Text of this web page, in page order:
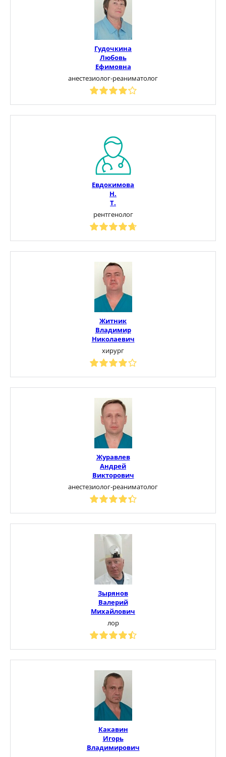
Гудочкина
Любовь
Ефимовна
анестезиолог-реаниматолог
Евдокимова
Н.
Т.
рентгенолог
Житник
Владимир
Николаевич
хирург
Журавлев
Андрей
Викторович
анестезиолог-реаниматолог
Зырянов
Валерий
Михайлович
лор
Какавин
Игорь
Владимирович